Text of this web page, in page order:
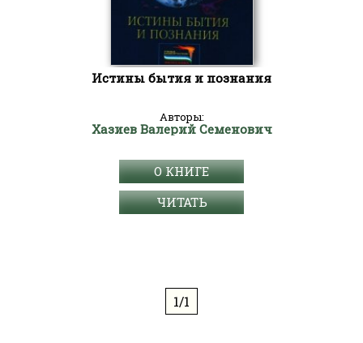
Истины бытия и познания
Авторы:
Хазиев Валерий Семенович
О КНИГЕ
ЧИТАТЬ
1/1